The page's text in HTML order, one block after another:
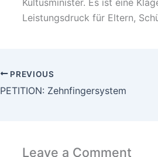
Leistungsdruck für Eltern,
PREVIOUS
PETITION: Zehnfingersystem
Leave a Comment